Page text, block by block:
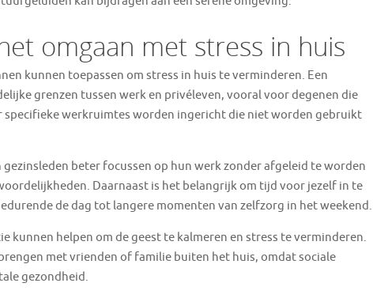
omgaan met stress in huis
kunnen toepassen om stress in huis te verminderen. Een
grenzen tussen werk en privéleven, vooral voor degenen die
specifieke werkruimtes worden ingericht die niet worden gebruikt
beter focussen op hun werk zonder afgeleid te worden
Daarnaast is het belangrijk om tijd voor jezelf in te
de dag tot langere momenten van zelfzorg in het weekend.
kunnen helpen om de geest te kalmeren en stress te verminderen.
met vrienden of familie buiten het huis, omdat sociale
gezondheid.